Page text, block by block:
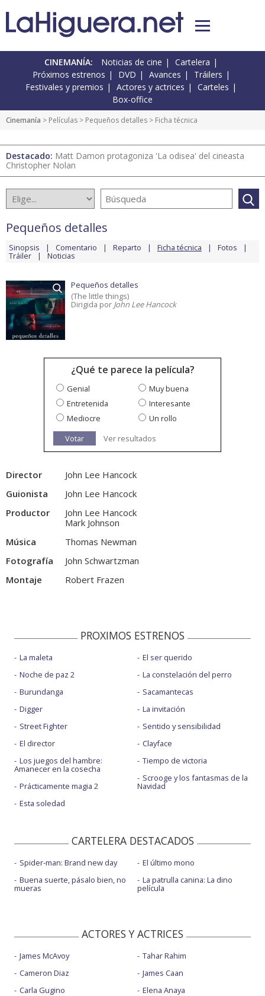
CINEMANÍA: Noticias de cine
Cartelera
Próximos estrenos
DVD Avances
Tráilers
Festivales y premios
Actores y actrices
Carteles
Box-office
Cinemanía > Películas > Pequeños detalles > Ficha técnica
Destacado: Matt Damon protagoniza 'La odisea' del cineasta
Christopher Nolan
Pequeños detalles
Sinopsis Comentario Reparto Ficha técnica Fotos
Tráiler Noticias
Pequeños detalles
(The little things)
Dirigida por John Lee Hancock
¿Qué te parece la película?
Genial
Muy buena
Entretenida
Interesante
Mediocre
Un rollo
Votar
Ver resultados
Director
John Lee Hancock
Guionista
John Lee Hancock
Productor
John Lee Hancock
Mark Johnson
Música
Thomas Newman
Fotografía
John Schwartzman
Montaje
Robert Frazen
PROXIMOS ESTRENOS
La maleta
Noche de paz 2
Burundanga
Digger
Street Fighter
El director
Los juegos del hambre:
Amanecer en la cosecha
Prácticamente magia 2
Esta soledad
El ser querido
La constelación del perro
Sacamantecas
La invitación
Sentido y sensibilidad
Clayface
Tiempo de victoria
Scrooge y los fantasmas de la
Navidad
CARTELERA DESTACADOS
Spider-man: Brand new day
Buena suerte, pásalo bien, no
mueras
El último mono
La patrulla canina: La dino
película
ACTORES Y ACTRICES
James McAvoy
Cameron Diaz
Carla Gugino
Tahar Rahim
James Caan
Elena Anaya